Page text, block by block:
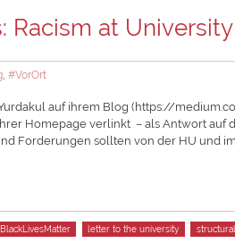
Racism at University
,#VorOrt
auf ihrem Blog (https://
Homepage verlinkt – als Antwort auf
Forderungen sollten von der HU und
BlackLivesMatter letter to the university